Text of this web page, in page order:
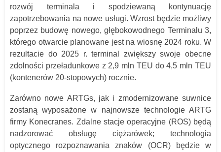
rozwój terminala i spodziewaną kontynuację
zapotrzebowania na nowe usługi. Wzrost będzie możliwy
poprzez budowę nowego, głębokowodnego Terminalu 3,
którego otwarcie planowane jest na wiosnę 2024 roku. W
rezultacie do 2025 r. terminal zwiększy swoje obecne
zdolności przeładunkowe z 2,9 mln TEU do 4,5 mln TEU
(kontenerów 20-stopowych) rocznie.
Zarówno nowe ARTGs, jak i zmodernizowane suwnice
zostaną wyposażone w najnowsze technologie ARTG
firmy Konecranes. Zdalne stacje operacyjne (ROS) będą
nadzorować obsługę ciężarówek; technologia
optycznego rozpoznawania znaków (OCR) będzie w